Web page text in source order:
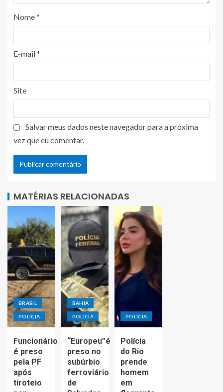
Nome*
E-mail*
Site
Salvar meus dados neste navegador para a próxima
vez que eu comentar.
MATÉRIAS RELACIONADAS
BRASIL
POLÍCIA
Funcionário
é preso
pela PF
após
tiroteio
BAHIA
POLÍCIA
“Europeu”é
preso no
subúrbio
ferroviário
de
POLÍCIA
Polícia
do Rio
prende
homem
em